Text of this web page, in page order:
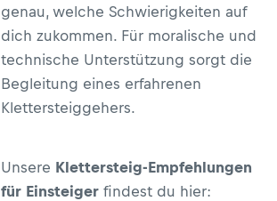
genau, welche Schwierigkeiten auf
dich zukommen. Für moralische und
technische Unterstützung sorgt die
Begleitung eines erfahrenen
Klettersteiggehers.
Unsere Klettersteig-Empfehlungen
für Einsteiger findest du hier: